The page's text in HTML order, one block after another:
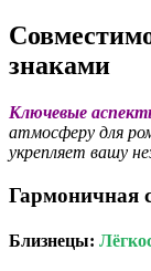
знаками
Ключевые
атмосферу для
укрепляет вашу
Гармоничная
Близнецы: